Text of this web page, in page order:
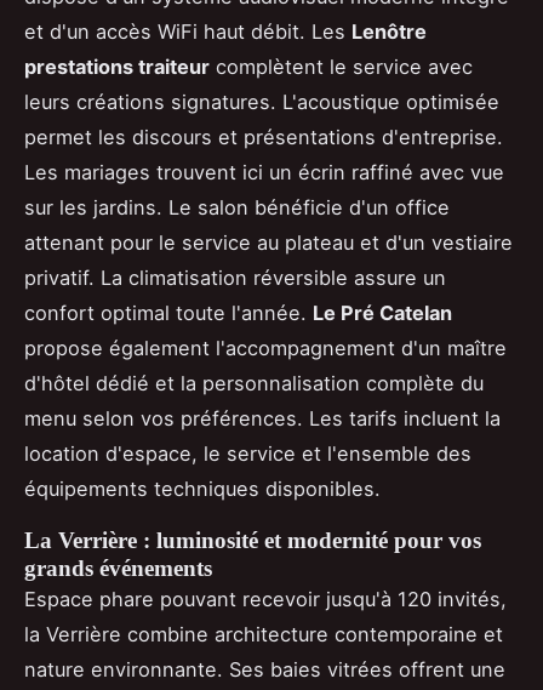
et d'un accès WiFi haut débit. Les Lenôtre
prestations traiteur complètent le service avec
leurs créations signatures. L'acoustique optimisée
permet les discours et présentations d'entreprise.
Les mariages trouvent ici un écrin raffiné avec vue
sur les jardins. Le salon bénéficie d'un office
attenant pour le service au plateau et d'un vestiaire
privatif. La climatisation réversible assure un
confort optimal toute l'année. Le Pré Catelan
propose également l'accompagnement d'un maître
d'hôtel dédié et la personnalisation complète du
menu selon vos préférences. Les tarifs incluent la
location d'espace, le service et l'ensemble des
équipements techniques disponibles.
La Verrière : luminosité et modernité pour vos
grands événements
Espace phare pouvant recevoir jusqu'à 120 invités,
la Verrière combine architecture contemporaine et
nature environnante. Ses baies vitrées offrent une